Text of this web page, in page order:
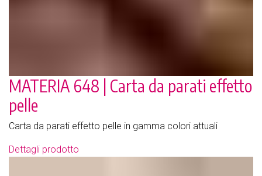
MATERIA 648 | Carta da parati effetto
pelle
Carta da parati effetto pelle in gamma colori attuali
Dettagli prodotto